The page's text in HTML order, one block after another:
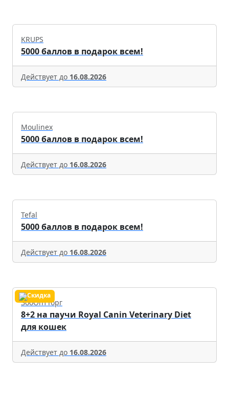
KRUPS
5000 баллов в подарок всем!
Действует до 16.08.2026
Moulinex
5000 баллов в подарок всем!
Действует до 16.08.2026
Tefal
5000 баллов в подарок всем!
Действует до 16.08.2026
ЗооОптТорг
8+2 на паучи Royal Canin Veterinary Diet
для кошек
Действует до 16.08.2026